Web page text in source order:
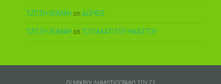
ΤΖΙΤΖΗ ΘΩΜΑΗ on ΔΩΡΙΕΙΣ
ΤΖΙΤΖΗ ΘΩΜΑΗ on ΤΟ ΠΑΛΑΤΙ ΤΟΥ ΗΦΑΙΣΤΟΥ